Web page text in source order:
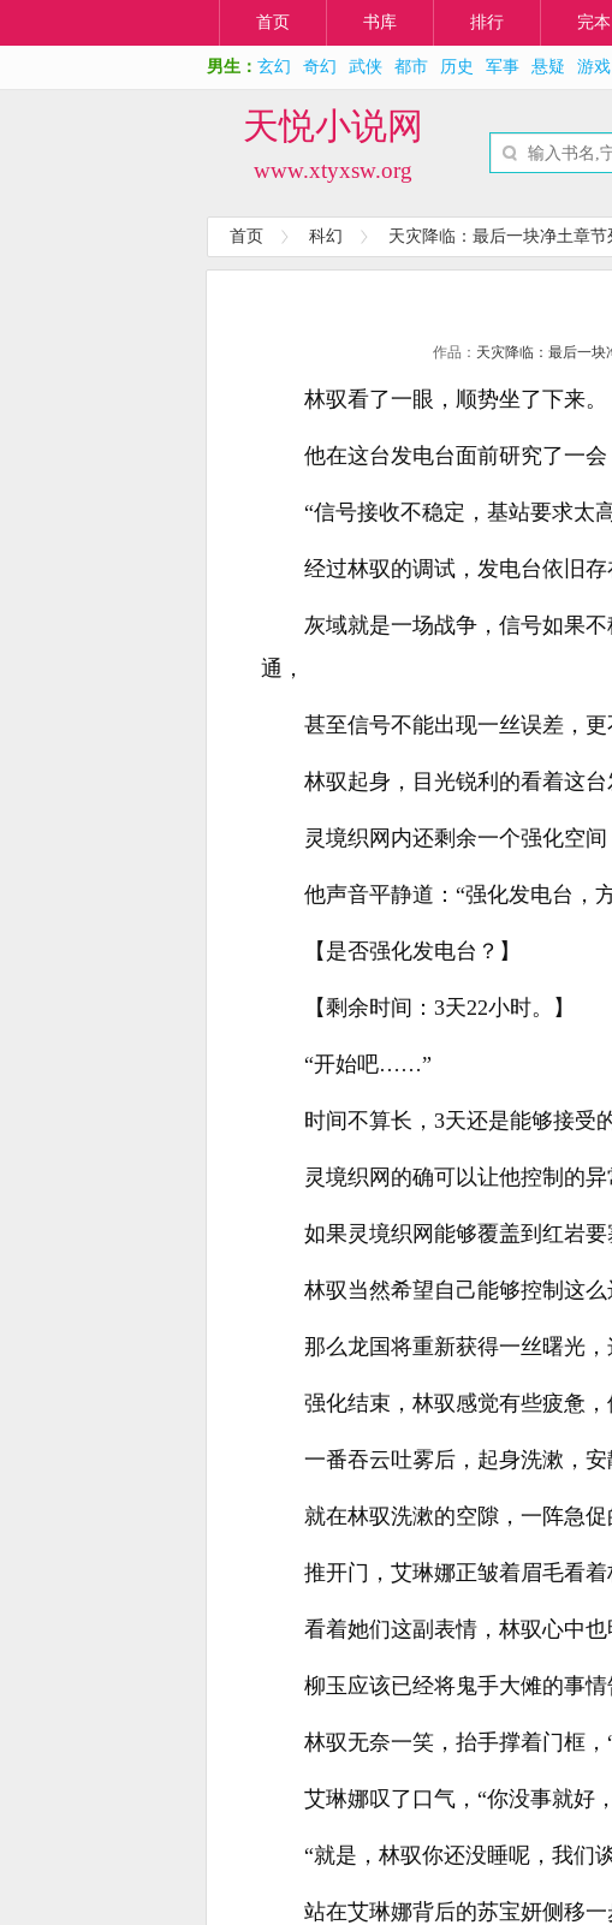
首页 书库 排行 完本
男生： 玄幻 奇幻 武侠 都市 历史 军事 悬疑 游戏
天悦小说网
www.xtyxsw.org
首页 科幻 天灾降临：最后一块净土章节
作品： 天灾降临：最后一块
林驭看了一眼，顺势坐了下来。
他在这台发电台面前研究了一
“信号接收不稳定，基站要求
经过林驭的调试，发电台依旧
灰域就是一场战争，信号如果
通，
甚至信号不能出现一丝误差，
林驭起身，目光锐利的看着这台
灵境织网内还剩余一个强化空
他声音平静道：“强化发电台，
【是否强化发电台？】
【剩余时间：3天22小时。】
“开始吧……”
时间不算长，3天还是能够接受
灵境织网的确可以让他控制的
如果灵境织网能够覆盖到红岩
林驭当然希望自己能够控制这
那么龙国将重新获得一丝曙光，
强化结束，林驭感觉有些疲惫
一番吞云吐雾后，起身洗漱，
就在林驭洗漱的空隙，一阵急
推开门，艾琳娜正皱着眉毛看
看着她们这副表情，林驭心中也
柳玉应该已经将鬼手大傩的事情
林驭无奈一笑，抬手撑着门框
艾琳娜叹了口气，“你没事就好
“就是，林驭你还没睡呢，我们
站在艾琳娜背后的苏宝妍侧移